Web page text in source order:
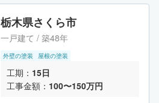
栃木県さくら市
一戸建て / 築48年
外壁の塗装 屋根の塗装
工期： 15日
工事金額： 100〜150万円